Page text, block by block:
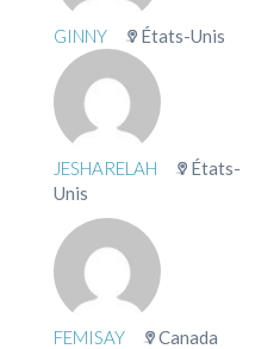
GINNY États-Unis
JESHARELAH
États-
Unis
FEMISAY Canada